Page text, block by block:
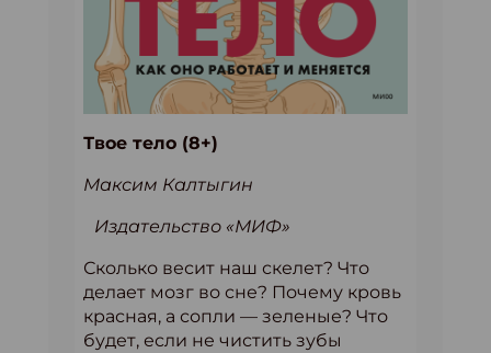
Твое тело (8+)
Максим Калтыгин
Издательство «МИФ»
Сколько весит наш скелет? Что
делает мозг во сне? Почему кровь
красная, а сопли — зеленые? Что
будет, если не чистить зубы